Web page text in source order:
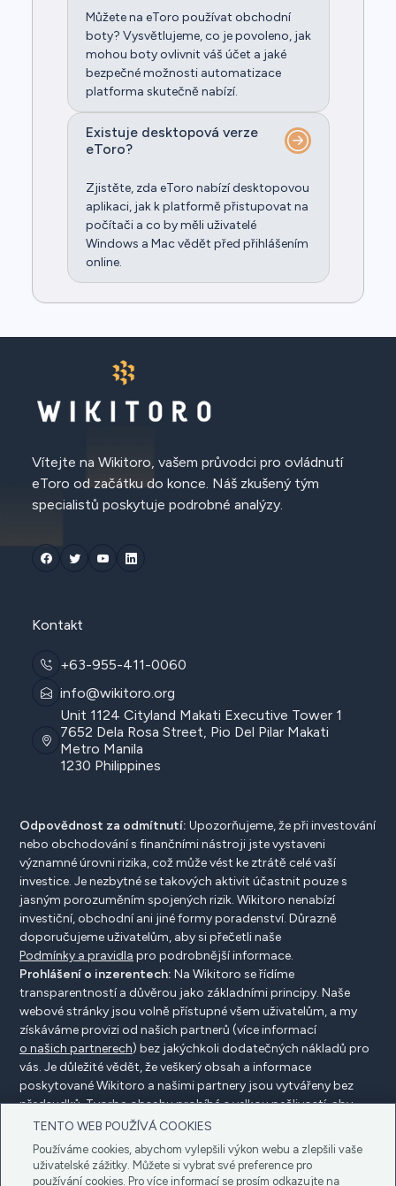
Můžete na eToro používat obchodní
boty? Vysvětlujeme, co je povoleno, jak
mohou boty ovlivnit váš účet a jaké
bezpečné možnosti automatizace
platforma skutečně nabízí.
Existuje desktopová verze
eToro?
Zjistěte, zda eToro nabízí desktopovou
aplikaci, jak k platformě přistupovat na
počítači a co by měli uživatelé
Windows a Mac vědět před přihlášením
online.
TENTO WEB POUŽÍVÁ COOKIES
Používáme cookies, abychom vylepšili výkon webu a zlepšili vaše
uživatelské zážitky. Můžete si vybrat své preference pro
používání cookies. Pro více informací se prosím odkazujte na
Vítejte na Wikitoro, vašem průvodci pro ovládnutí
eToro od začátku do konce. Náš zkušený tým
specialistů poskytuje podrobné analýzy.
Kontakt
+63-955-411-0060
info@wikitoro.org
Unit 1124 Cityland Makati Executive Tower 1
7652 Dela Rosa Street, Pio Del Pilar Makati
Metro Manila
1230 Philippines
Odpovědnost za odmítnutí: Upozorňujeme, že při investování
nebo obchodování s finančními nástroji jste vystaveni
významné úrovni rizika, což může vést ke ztrátě celé vaší
investice. Je nezbytné se takových aktivit účastnit pouze s
jasným porozuměním spojených rizik. Wikitoro nenabízí
investiční, obchodní ani jiné formy poradenství. Důrazně
doporučujeme uživatelům, aby si přečetli naše
Podmínky a pravidla pro podrobnější informace.
Prohlášení o inzerentech: Na Wikitoro se řídíme
transparentností a důvěrou jako základními principy. Naše
webové stránky jsou volně přístupné všem uživatelům, a my
získáváme provizi od našich partnerů (více informací
o našich partnerech) bez jakýchkoli dodatečných nákladů pro
vás. Je důležité vědět, že veškerý obsah a informace
poskytované Wikitoro a našimi partnery jsou vytvářeny bez
předsudků. Tvorba obsahu probíhá s velkou pečlivostí, aby
prospěla našim čtenářům, a důležité je, že není ovlivněna
žádnými dohodami o kompenzaci s našimi partnery.